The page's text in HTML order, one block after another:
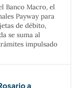
Banco Macro, el
Payway para
de débito,
se suma al
impulsado
a